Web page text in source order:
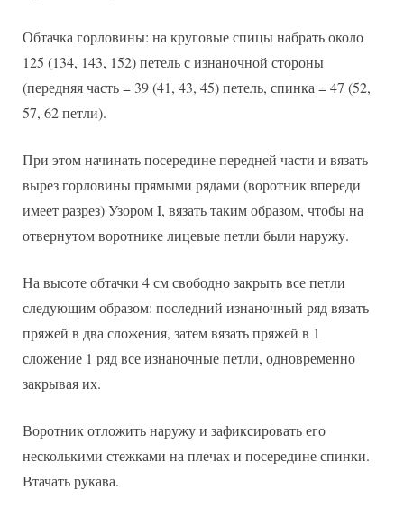
Обтачка горловины: на круговые спицы набрать около
125 (134, 143, 152) петель с изнаночной стороны
(передняя часть = 39 (41, 43, 45) петель, спинка = 47 (52,
57, 62 петли).
При этом начинать посередине передней части и вязать
вырез горловины прямыми рядами (воротник впереди
имеет разрез) Узором I, вязать таким образом, чтобы на
отвернутом воротнике лицевые петли были наружу.
На высоте обтачки 4 см свободно закрыть все петли
следующим образом: последний изнаночный ряд вязать
пряжей в два сложения, затем вязать пряжей в 1
сложение 1 ряд все изнаночные петли, одновременно
закрывая их.
Воротник отложить наружу и зафиксировать его
несколькими стежками на плечах и посередине спинки.
Втачать рукава.